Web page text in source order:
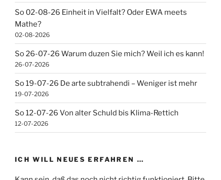
So 02-08-26 Einheit in Vielfalt? Oder EWA meets
Mathe?
02-08-2026
So 26-07-26 Warum duzen Sie mich? Weil ich es kann!
26-07-2026
So 19-07-26 De arte subtrahendi – Weniger ist mehr
19-07-2026
So 12-07-26 Von alter Schuld bis Klima-Rettich
12-07-2026
ICH WILL NEUES ERFAHREN …